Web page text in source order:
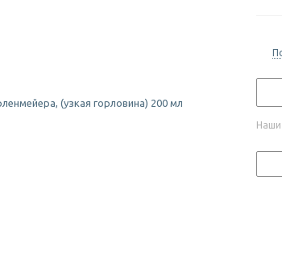
Наши